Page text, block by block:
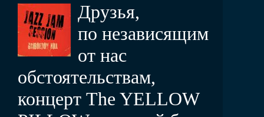
Друзья,
по независящим
от нас
обстоятельствам,
концерт The YELLOW